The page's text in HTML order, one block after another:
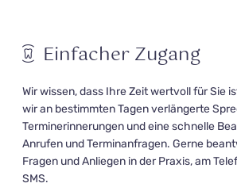
Einfacher Zugang
Wir wissen, dass Ihre Zeit wertvoll für Sie
wir an bestimmten Tagen verlängerte
Terminerinnerungen und eine schnelle
Anrufen und Terminanfragen. Gerne
Fragen und Anliegen in der Praxis, am
SMS.